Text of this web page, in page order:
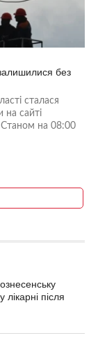
без
сталася
на сайті
Станом на 08:00
після